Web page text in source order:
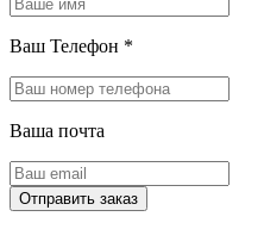
Ваш Телефон *
Ваша почта